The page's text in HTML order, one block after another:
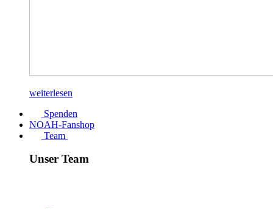
weiterlesen
Spenden
NOAH-Fanshop
Team
Unser Team